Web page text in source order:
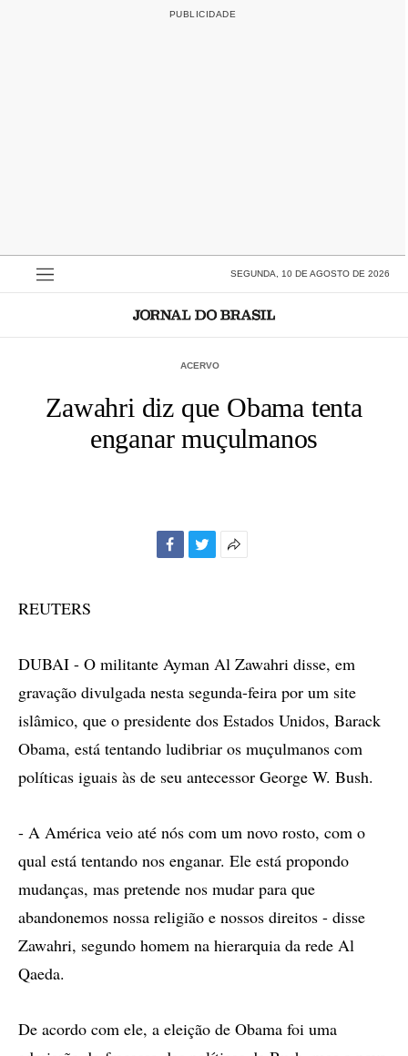
SEGUNDA, 10 DE AGOSTO DE 2026
ACERVO
Zawahri diz que Obama tenta
enganar muçulmanos
REUTERS
DUBAI - O militante Ayman Al Zawahri disse, em
gravação divulgada nesta segunda-feira por um site
islâmico, que o presidente dos Estados Unidos, Barack
Obama, está tentando ludibriar os muçulmanos com
políticas iguais às de seu antecessor George W. Bush.
- A América veio até nós com um novo rosto, com o
qual está tentando nos enganar. Ele está propondo
mudanças, mas pretende nos mudar para que
abandonemos nossa religião e nossos direitos - disse
Zawahri, segundo homem na hierarquia da rede Al
Qaeda.
De acordo com ele, a eleição de Obama foi uma